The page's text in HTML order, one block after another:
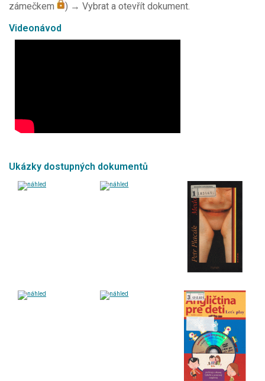
zámečkem
) → Vybrat a otevřít dokument.
Videonávod
Ukázky dostupných dokumentů